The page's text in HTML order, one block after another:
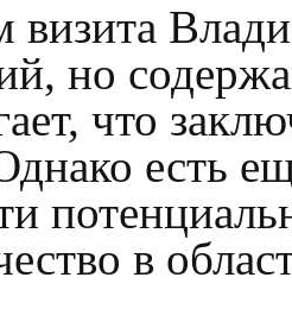
визита
но
что
есть
в